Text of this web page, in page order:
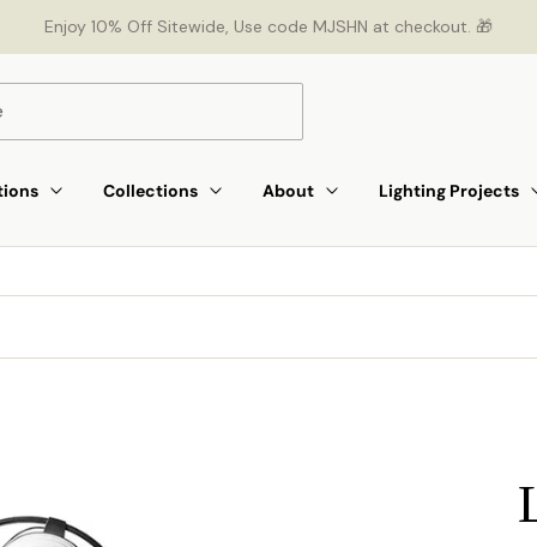
Enjoy 10% Off Sitewide, Use code MJSHN at checkout. 🎁
Collections About Lighting Projects